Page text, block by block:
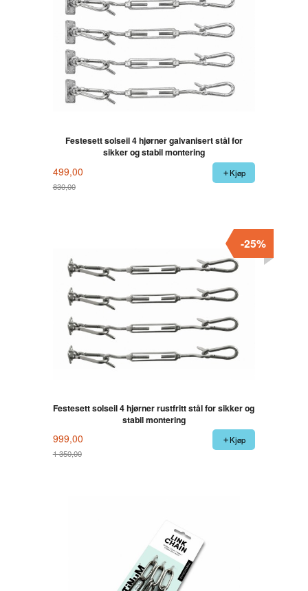
Festesett solseil 4 hjørner galvanisert stål for
sikker og stabil montering
499,00
830,00
Kjøp
Festesett solseil 4 hjørner rustfritt stål for sikker og
stabil montering
999,00
1 350,00
-25%
Kjøp